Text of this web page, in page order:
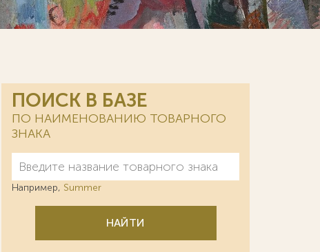
ПОИСК В БАЗЕ
ПО НАИМЕНОВАНИЮ ТОВАРНОГО
ЗНАКА
Например, Summer
НАЙТИ